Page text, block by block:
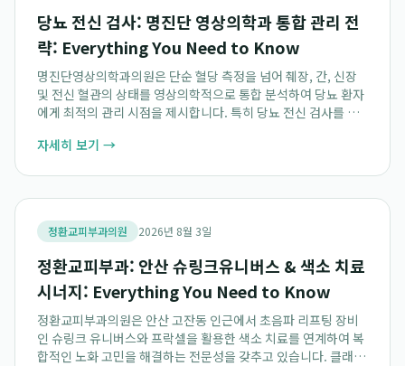
당뇨 전신 검사: 명진단 영상의학과 통합 관리 전
략: Everything You Need to Know
명진단영상의학과의원은 단순 혈당 측정을 넘어 췌장, 간, 신장
및 전신 혈관의 상태를 영상의학적으로 통합 분석하여 당뇨 환자
에게 최적의 관리 시점을 제시합니다. 특히 당뇨 전신 검사를 통
검진을 찾는 많은 분께 중요한 건...
자세히 보기 →
정환교피부과의원 2026년 8월 3일
정환교피부과: 안산 슈링크유니버스 & 색소 치료
시너지: Everything You Need to Know
정환교피부과의원은 안산 고잔동 인근에서 초음파 리프팅 장비
인 슈링크 유니버스와 프락셀을 활용한 색소 치료를 연계하여 복
합적인 노화 고민을 해결하는 전문성을 갖추고 있습니다. 클래시